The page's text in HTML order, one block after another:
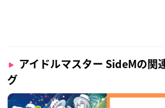
アイドルマスター SideMの関
グ